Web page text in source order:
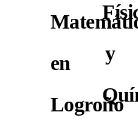
en
Logroño
y